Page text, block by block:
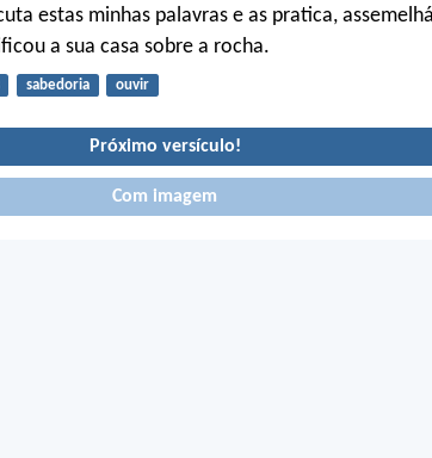
estas minhas palavras e as pratica,
a sua casa sobre a rocha.
sabedoria ouvir
Próximo versículo!
Com imagem